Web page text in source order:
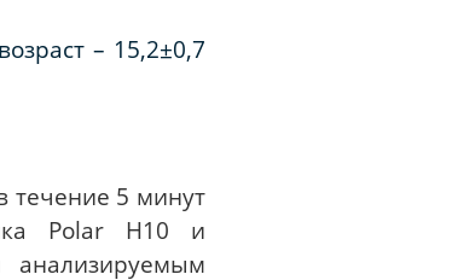
– 15,2±0,7
течение 5 минут
Polar H10 и
анализируемым